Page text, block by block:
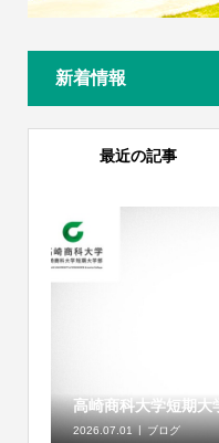
新着情報
最近の記事
高崎商科大学短期大
2026.07.01 ブログ